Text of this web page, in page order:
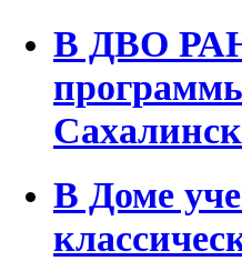
В ДВО РАН
В Доме